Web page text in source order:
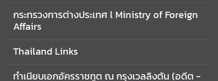
s
u
a
กระทรวงการต่างประเทศ l Ministry of Foreign
Affairs
Thailand Links
ทำเนียบเอกอัครราชทูต ณ กรุงเวลลิงตัน (อดีต -